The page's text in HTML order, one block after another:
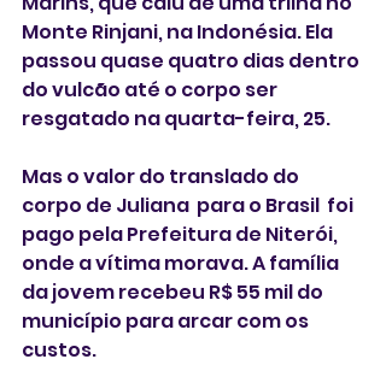
Monte Rinjani, na Indonésia. Ela
passou quase quatro dias dentro
do vulcão até o corpo ser
resgatado na quarta-feira, 25.
Mas o valor do translado do
corpo de Juliana  para o Brasil  foi
pago pela Prefeitura de Niterói,
onde a vítima morava. A família
da jovem recebeu R$ 55 mil do
município para arcar com os
custos.